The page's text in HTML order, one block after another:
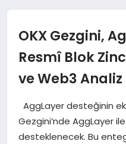
EĞITIM
SAĞLIK
DÜNYA
OKX Gezgini,
Resmî Blok
ve Web3
AggLayer desteğinin
Gezgini’nde AggLayer
desteklenecek. Bu